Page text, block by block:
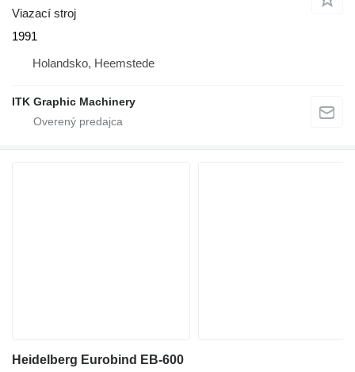
Viazací stroj
1991
Holandsko, Heemstede
ITK Graphic Machinery
Heidelberg Eurobind EB-600